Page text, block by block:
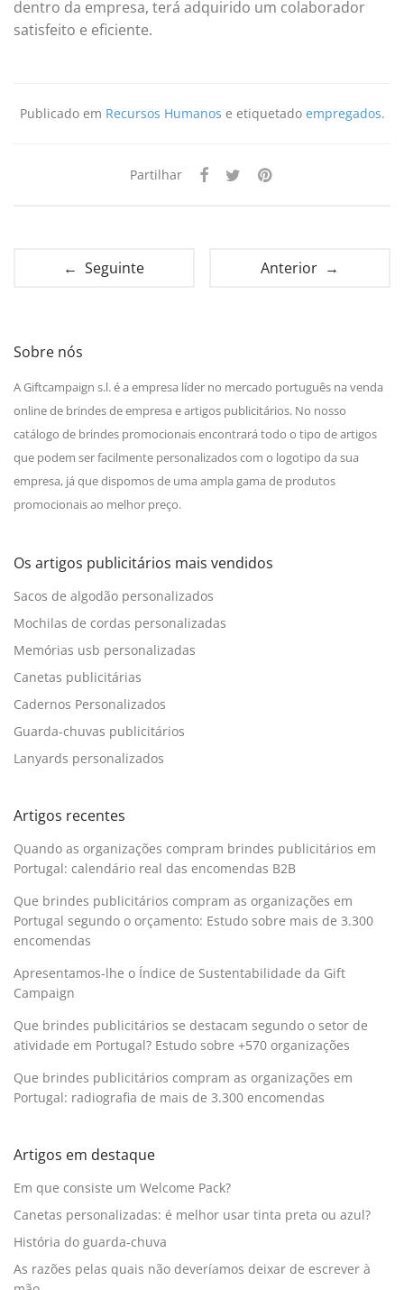
dentro da empresa, terá adquirido um colaborador
satisfeito e eficiente.
Publicado em Recursos Humanos e etiquetado empregados.
Partilhar
← Seguinte Anterior →
Sobre nós
A Giftcampaign s.l. é a empresa líder no mercado português na venda
online de brindes de empresa e artigos publicitários. No nosso
catálogo de brindes promocionais encontrará todo o tipo de artigos
que podem ser facilmente personalizados com o logotipo da sua
empresa, já que dispomos de uma ampla gama de produtos
promocionais ao melhor preço.
Os artigos publicitários mais vendidos
Sacos de algodão personalizados
Mochilas de cordas personalizadas
Memórias usb personalizadas
Canetas publicitárias
Cadernos Personalizados
Guarda-chuvas publicitários
Lanyards personalizados
Artigos recentes
Quando as organizações compram brindes publicitários em
Portugal: calendário real das encomendas B2B
Que brindes publicitários compram as organizações em
Portugal segundo o orçamento: Estudo sobre mais de 3.300
encomendas
Apresentamos-lhe o Índice de Sustentabilidade da Gift
Campaign
Que brindes publicitários se destacam segundo o setor de
atividade em Portugal? Estudo sobre +570 organizações
Que brindes publicitários compram as organizações em
Portugal: radiografia de mais de 3.300 encomendas
Artigos em destaque
Em que consiste um Welcome Pack?
Canetas personalizadas: é melhor usar tinta preta ou azul?
História do guarda-chuva
As razões pelas quais não deveríamos deixar de escrever à